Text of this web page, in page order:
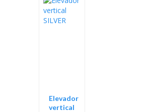
Elevador
vertical